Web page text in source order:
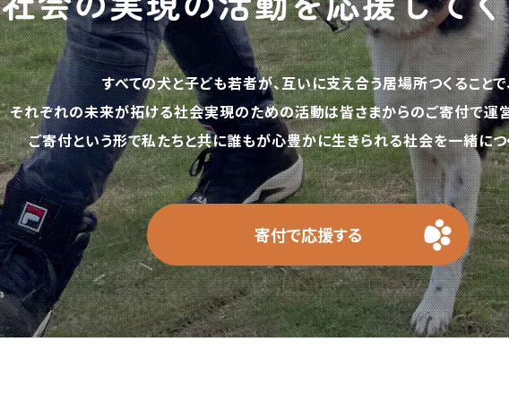
すべての犬と子ども若者が、互いに支え合う居場所つくることで
それぞれの未来が拓ける社会実現のための活動は皆さまからのご寄付で運
ご寄付という形で私たちと共に誰もが心豊かに生きられる社会を一緒につ
寄付で応援する